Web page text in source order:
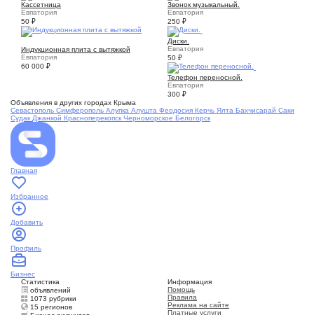
Кассетница
Евпатория
50 ₽
Звонок музыкальный.
Евпатория
250 ₽
Индукционная плита с вытяжкой
Евпатория
60 000 ₽
Диски.
Евпатория
50 ₽
Телефон переносной.
Евпатория
300 ₽
Объявления в других городах Крыма
Севастополь Симферополь Алупка Алушта Феодосия Керчь Ялта Бахчисарай Саки
Судак Джанкой Красноперекопск Черноморское Белогорск
Главная
Избранное
Добавить
Профиль
Бизнес
Статистика
объявлений
1073 рубрики
15 регионов
Информация
Помощь
Правила
Реклама на сайте
Платные услуги